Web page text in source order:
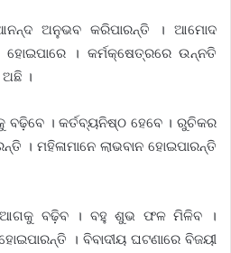
ଅନୁଭବ କରିପାରନ୍ତି । ଆମୋଦ
। କର୍ମକ୍ଷେତ୍ରରେ ଉନ୍ନତି
।
। କର୍ତବ୍ୟନିଷ୍ଠ ହେବେ । ରୁଚିକର
। ମହିଳାମାନେ ଲାଭବାନ ହୋଇପାରନ୍ତି
ଆଗକୁ ବଢ଼ିବ । ବହୁ ଶୁଭ ଫଳ ମିଳିବ ।
। ବିବାଦୀୟ ଘଟଣାରେ ବିଜୟୀ